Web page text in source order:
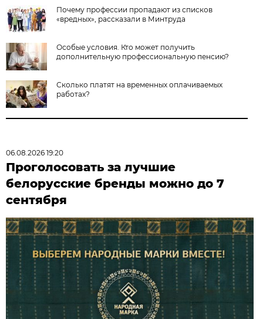
Почему профессии пропадают из списков
«вредных», рассказали в Минтруда
Особые условия. Кто может получить
дополнительную профессиональную пенсию?
Сколько платят на временных оплачиваемых
работах?
06.08.2026 19:20
Проголосовать за лучшие
белорусские бренды можно до 7
сентября